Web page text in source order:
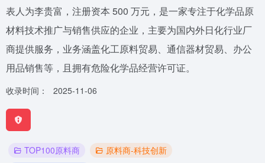
表人为李贵富，注册资本 500 万元，是一家专注于化学品原
材料技术推广与销售供应的企业，主要为国内外日化行业厂
商提供服务，业务涵盖化工原料贸易、通信器材贸易、办公
用品销售等，且拥有危险化学品经营许可证。
收录时间： 2025-11-06
TOP100原料商
原料商-科技创新